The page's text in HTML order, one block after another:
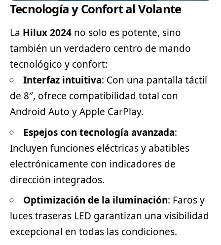
Tecnología y Confort al Volante
La Hilux 2024 no solo es potente, sino
también un verdadero centro de mando
tecnológico y confort:
Interfaz intuitiva: Con una pantalla táctil
de 8″, ofrece compatibilidad total con
Android Auto y Apple CarPlay.
Espejos con tecnología avanzada:
Incluyen funciones eléctricas y abatibles
electrónicamente con indicadores de
dirección integrados.
Optimización de la iluminación: Faros y
luces traseras LED garantizan una visibilidad
excepcional en todas las condiciones.